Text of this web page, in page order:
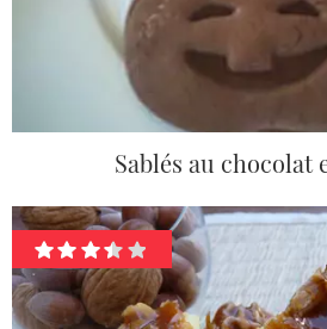
Sablés au chocolat